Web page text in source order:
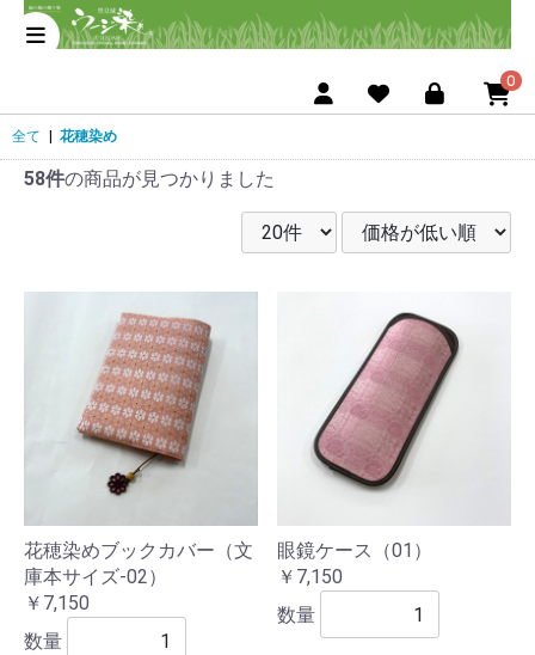
0
全て 花穂染め
58件の商品が見つかりました
花穂染めブックカバー（文
庫本サイズ-02）
￥7,150
数量
眼鏡ケース（01）
￥7,150
数量